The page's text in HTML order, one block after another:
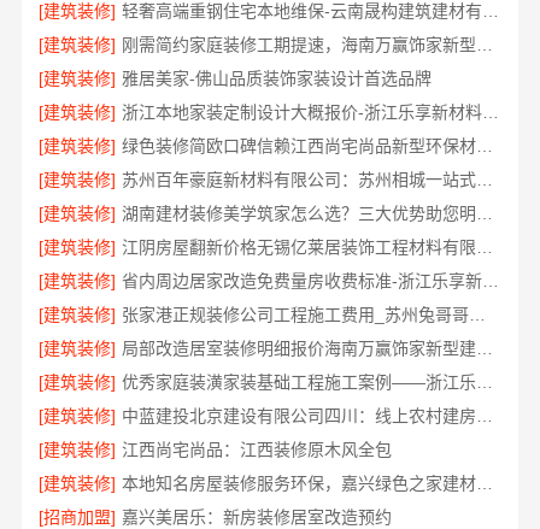
[建筑装修]
[建筑装修]
[建筑装修] 雅居美家-佛山品质装饰家装设计首选品牌
[建筑装修]
浙江本地家装定制设计大概报价-浙江乐享新材料有限公司
[建筑装修]
绿色装修简欧口碑信赖江西尚宅尚品新型环保材料有限公司
[建筑装修]
苏州百年豪庭新材料有限公司：苏州相城一站式家装设计多少钱拎包入住
[建筑装修]
[建筑装修]
[建筑装修]
省内周边居家改造免费量房收费标准-浙江乐享新材料有限公司
[建筑装修]
张家港正规装修公司工程施工费用_苏州兔哥哥智装新材料
[建筑装修]
局部改造居室装修明细报价海南万赢饰家新型建筑材料有限公
[建筑装修]
[建筑装修]
[建筑装修] 江西尚宅尚品：江西装修原木风全包
[建筑装修]
本地知名房屋装修服务环保，嘉兴绿色之家建材科技有限公司
[招商加盟] 嘉兴美居乐：新房装修居室改造预约